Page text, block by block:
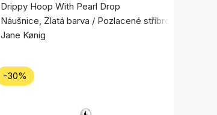
Drippy Hoop With Pearl Drop
Náušnice, Zlatá barva / Pozlacené stříbro 925
Jane Kønig
-30%